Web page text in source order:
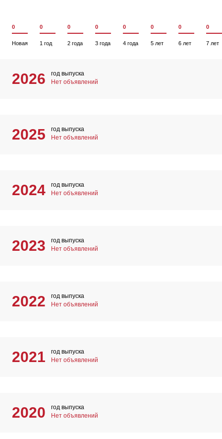
0
Новая
0
1 год
0
2 года
0
3 года
0
4 года
0
5 лет
0
6 лет
0
7 лет
2026
год выпуска
Нет объявлений
2025
год выпуска
Нет объявлений
2024
год выпуска
Нет объявлений
2023
год выпуска
Нет объявлений
2022
год выпуска
Нет объявлений
2021
год выпуска
Нет объявлений
2020
год выпуска
Нет объявлений